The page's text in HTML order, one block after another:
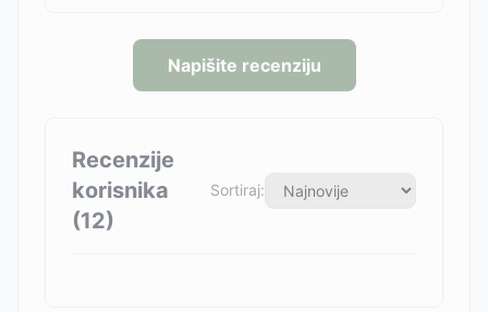
Napišite recenziju
Recenzije
korisnika
(12)
Sortiraj: